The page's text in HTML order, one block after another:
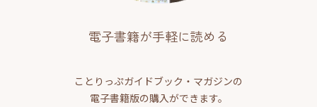
電子書籍が手軽に読める
ことりっぷガイドブック・マガジンの
電子書籍版の購入ができます。